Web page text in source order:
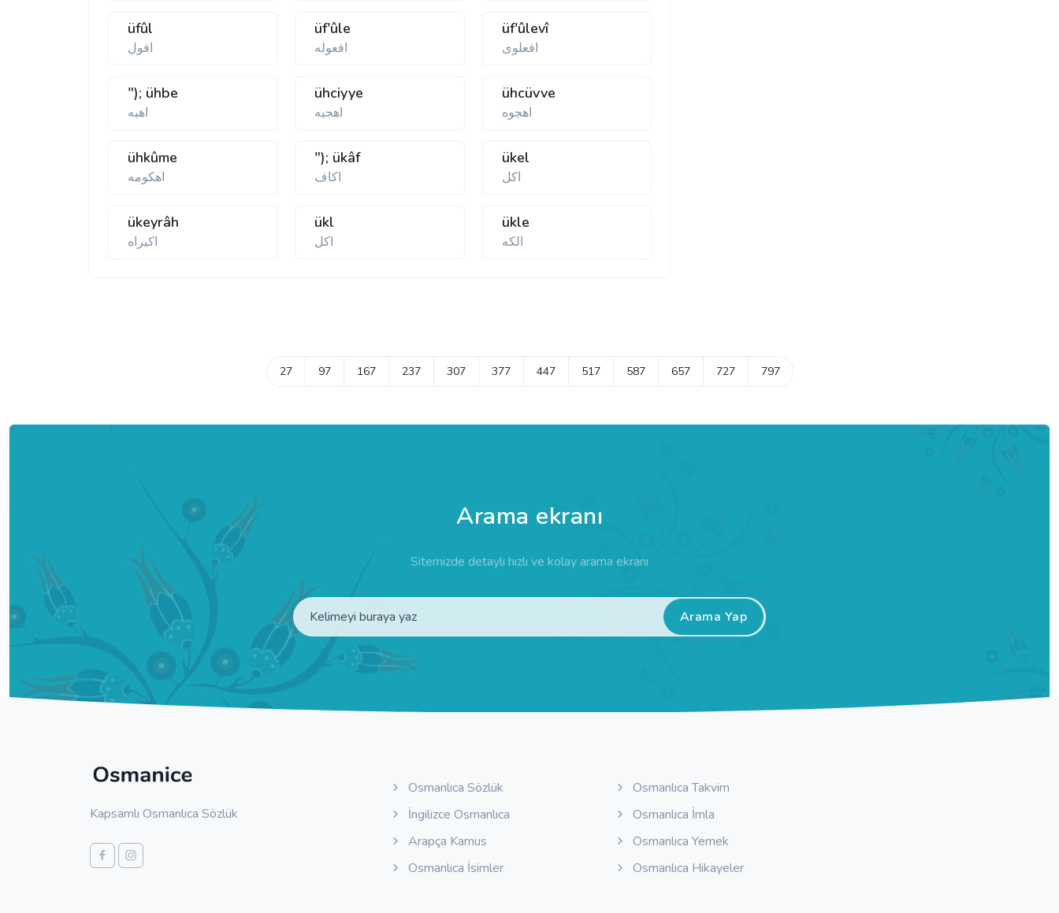
üfûl
افول
üf'ûle
افعوله
üf'ûlevî
افعلوی
"); ühbe
اهبه
ühciyye
اهجيه
ühcüvve
اهجوه
ühkûme
اهکومه
"); ükâf
اکاف
ükel
اکل
ükeyrâh
اکيراه
ükl
اکل
ükle
الکه
27 97 167 237 307 377 447 517 587 657 727 797
Arama ekranı
Sitemizde detaylı hızlı ve kolay arama ekranı
Arama Yap
Kapsamlı Osmanlıca Sözlük
Osmanlıca Sözlük
İngilizce Osmanlıca
Arapça Kamus
Osmanlıca İsimler
Osmanlıca Takvim
Osmanlıca İmla
Osmanlıca Yemek
Osmanlıca Hikayeler